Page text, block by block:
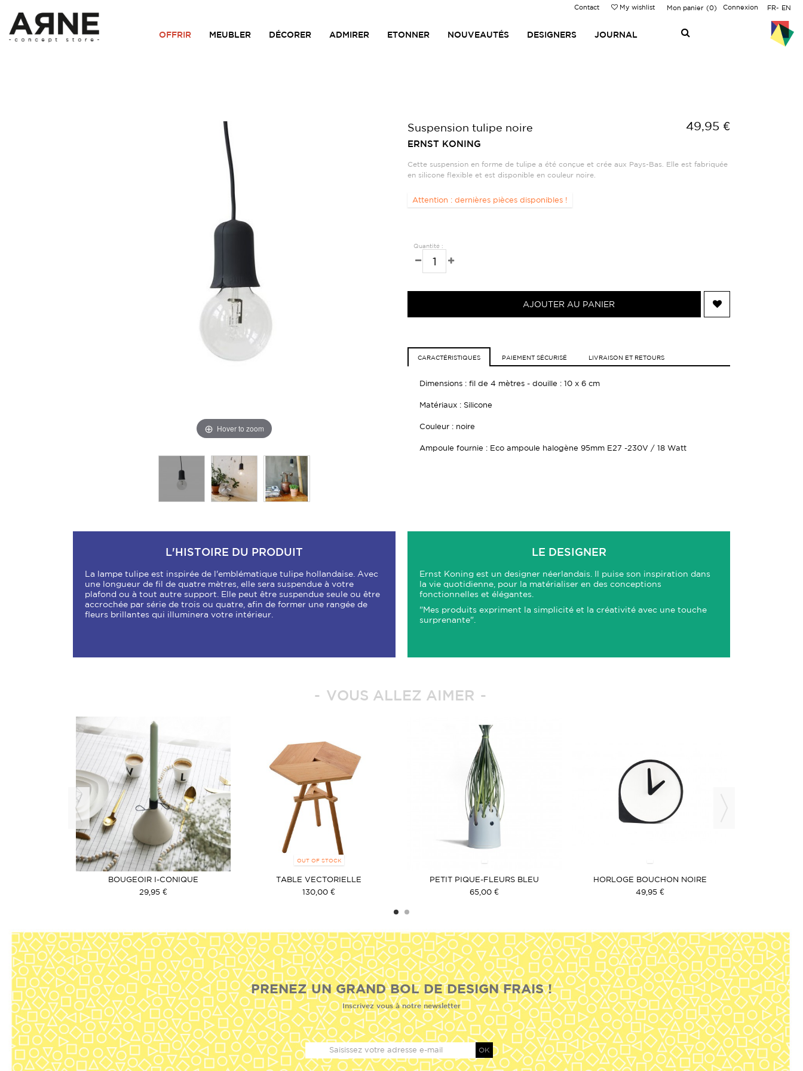
FR EN
Connexion
Mon panier 0
My wishlist
Contact
OFFRIR MEUBLER DÉCORER ADMIRER ETONNER NOUVEAUTÉS DESIGNERS JOURNAL
Hover to zoom
Suspension tulipe noire 49,95 €
ERNST KONING
Cette suspension en forme de tulipe a été conçue et crée aux Pays-Bas. Elle est fabriquée
en silicone flexible et est disponible en couleur noire.
Attention : dernières pièces disponibles !
Quantité :
AJOUTER AU PANIER
CARACTÉRISTIQUES PAIEMENT SÉCURISÉ LIVRAISON ET RETOURS
Dimensions : fil de 4 mètres - douille : 10 x 6 cm
Matériaux : Silicone
Couleur : noire
Ampoule fournie : Eco ampoule halogène 95mm E27 -230V / 18 Watt
L'HISTOIRE DU PRODUIT
La lampe tulipe est inspirée de l'emblématique tulipe hollandaise. Avec
une longueur de fil de quatre mètres, elle sera suspendue à votre
plafond ou à tout autre support. Elle peut être suspendue seule ou être
accrochée par série de trois ou quatre, afin de former une rangée de
fleurs brillantes qui illuminera votre intérieur.
LE DESIGNER
Ernst Koning est un designer néerlandais. Il puise son inspiration dans
la vie quotidienne, pour la matérialiser en des conceptions
fonctionnelles et élégantes.
"Mes produits expriment la simplicité et la créativité avec une touche
surprenante".
VOUS ALLEZ AIMER
BOUGEOIR I-CONIQUE
29,95 €
OUT OF STOCK
TABLE VECTORIELLE
130,00 €
PETIT PIQUE-FLEURS BLEU
65,00 €
HORLOGE BOUCHON NOIRE
49,95 €
PRENEZ UN GRAND BOL DE DESIGN FRAIS !
Inscrivez vous à notre newsletter
OK